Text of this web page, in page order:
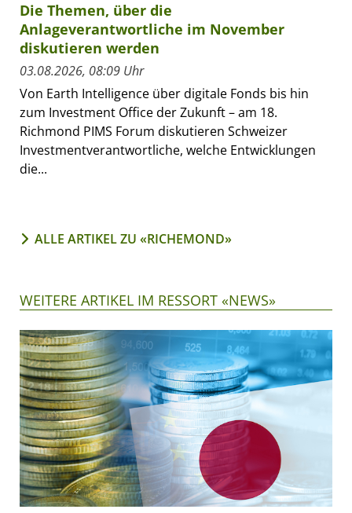
Die Themen, über die
Anlageverantwortliche im November
diskutieren werden
03.08.2026, 08:09 Uhr
Von Earth Intelligence über digitale Fonds bis hin
zum Investment Office der Zukunft – am 18.
Richmond PIMS Forum diskutieren Schweizer
Investmentverantwortliche, welche Entwicklungen
die...
ALLE ARTIKEL ZU «RICHEMOND»
WEITERE ARTIKEL IM RESSORT «NEWS»